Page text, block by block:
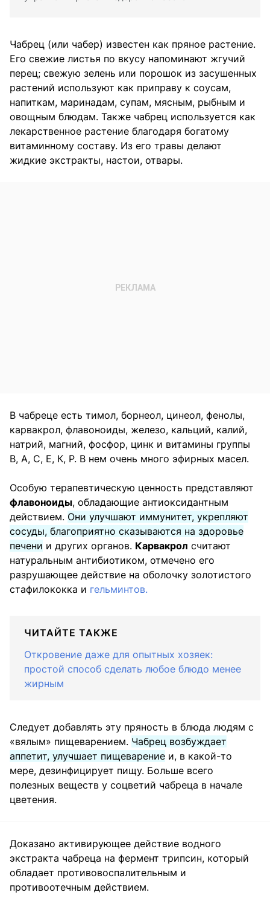
Чабрец (или чабер) известен как пряное растение.
Его свежие листья по вкусу напоминают жгучий
перец; свежую зелень или порошок из засушенных
растений используют как приправу к соусам,
напиткам, маринадам, супам, мясным, рыбным и
овощным блюдам. Также чабрец используется как
лекарственное растение благодаря богатому
витаминному составу. Из его травы делают
жидкие экстракты, настои, отвары.
В чабреце есть тимол, борнеол, цинеол, фенолы,
карвакрол, флавоноиды, железо, кальций, калий,
натрий, магний, фосфор, цинк и витамины группы
В, А, С, Е, К, Р. В нем очень много эфирных масел.
Особую терапевтическую ценность представляют
флавоноиды, обладающие антиоксидантным
действием. Они улучшают иммунитет, укрепляют
сосуды, благоприятно сказываются на здоровье
печени и других органов. Карвакрол считают
натуральным антибиотиком, отмечено его
разрушающее действие на оболочку золотистого
стафилококка и гельминтов.
ЧИТАЙТЕ ТАКЖЕ
Откровение даже для опытных хозяек:
простой способ сделать любое блюдо менее
жирным
Следует добавлять эту пряность в блюда людям с
«вялым» пищеварением. Чабрец возбуждает
аппетит, улучшает пищеварение и, в какой-то
мере, дезинфицирует пищу. Больше всего
полезных веществ у соцветий чабреца в начале
цветения.
Доказано активирующее действие водного
экстракта чабреца на фермент трипсин, который
обладает противовоспалительным и
противоотечным действием.